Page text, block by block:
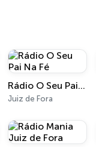
Rádio O Seu Pai Na Fé
Juiz de Fora